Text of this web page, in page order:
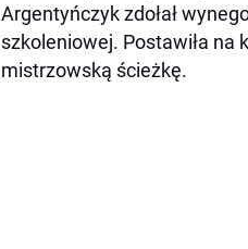
Argentyńczyk zdołał
szkoleniowej. Postawiła na
mistrzowską ścieżkę.